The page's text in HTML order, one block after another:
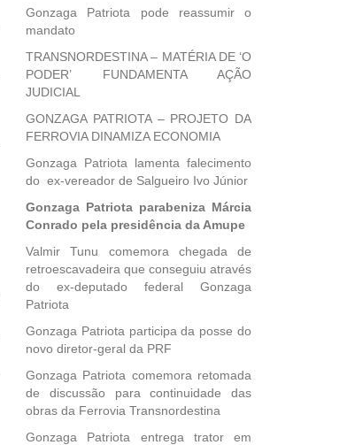
sobre
novos
comentários
Gonzaga Patriota pode reassumir o
mandato
TRANSNORDESTINA – MATÉRIA DE ‘O
PODER’ FUNDAMENTA AÇÃO
JUDICIAL
GONZAGA PATRIOTA – PROJETO DA
FERROVIA DINAMIZA ECONOMIA
Gonzaga Patriota lamenta falecimento
do ex-vereador de Salgueiro Ivo Júnior
Gonzaga Patriota parabeniza Márcia
Conrado pela presidência da Amupe
Valmir Tunu comemora chegada de
retroescavadeira que conseguiu através
do ex-deputado federal Gonzaga
Patriota
Gonzaga Patriota participa da posse do
novo diretor-geral da PRF
Gonzaga Patriota comemora retomada
de discussão para continuidade das
obras da Ferrovia Transnordestina
Gonzaga Patriota entrega trator em